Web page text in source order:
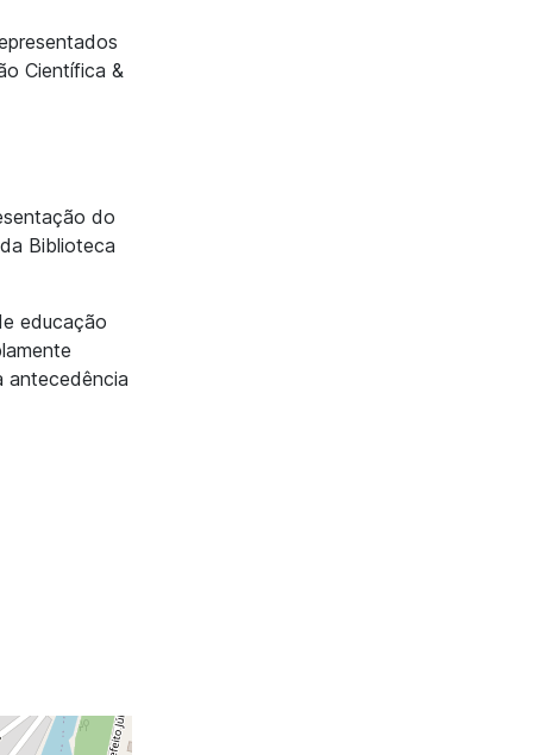
Científica &
do
Biblioteca
educação
antecedência